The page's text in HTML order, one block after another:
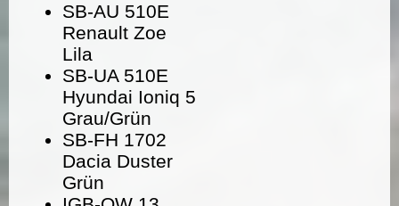
SB-AU 510E
Renault Zoe
Lila
SB-UA 510E
Hyundai Ioniq 5
Grau/Grün
SB-FH 1702
Dacia Duster
Grün